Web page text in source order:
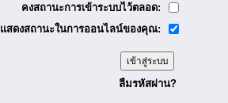
คงสถานะการเข้าระบบไว้ตลอด:
แสดงสถานะในการออนไลน์ของคุณ:
ลืมรหัสผ่าน?